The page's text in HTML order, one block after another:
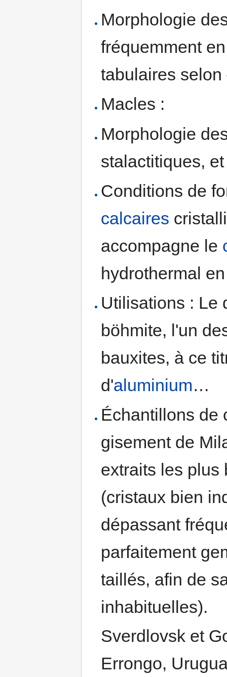
Morphologie
fréquemment
tabulaires
Macles :
Morphologie
stalactitiques,
Conditions de
calcaires
accompagne le
hydrothermal
Utilisations : Le
böhmite, l'un
bauxites, à ce
d'aluminium…
Échantillons de
gisement de
extraits les plus
(cristaux bien
dépassant
parfaitement
taillés, afin de
inhabituelles).
Sverdlovsk et
Errongo,